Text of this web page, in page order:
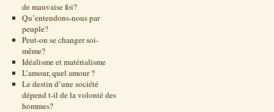
de mauvaise foi?
Qu’entendons-nous par
peuple?
Peut-on se changer soi-
même?
Idéalisme et matérialisme
L’amour, quel amour ?
Le destin d’une société
dépend t-il de la volonté des
hommes?